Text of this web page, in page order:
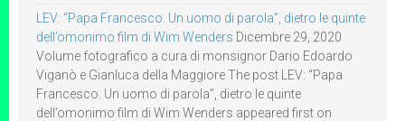
LEV: “Papa Francesco. Un uomo di parola”, dietro le quinte
dell’omonimo film di Wim Wenders Dicembre 29, 2020
Volume fotografico a cura di monsignor Dario Edoardo
Viganò e Gianluca della Maggiore The post LEV: “Papa
Francesco. Un uomo di parola”, dietro le quinte
dell’omonimo film di Wim Wenders appeared first on